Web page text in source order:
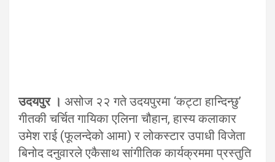
उदयपुर । असोज २२ गते उदयपुरमा ‘कट्टा हान्दिन्छु’
गीतकी चर्चित गायिका एलिना चौहान, हास्य कलाकार
उमेश राई (फूलन्देको आमा) र लोकस्टार उपाधी विजेता
बिनोद दनुवारले एकैसाथ सांगीतिक कार्यक्रममा प्रस्तुति